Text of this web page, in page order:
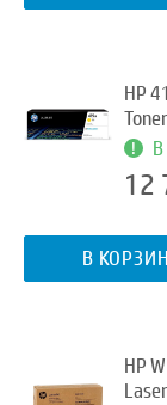
HP
12
В
HP